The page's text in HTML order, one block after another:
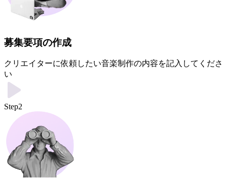
募集要項の作成
クリエイターに依頼したい音楽制作の内容を記入してくださ
い
Step2